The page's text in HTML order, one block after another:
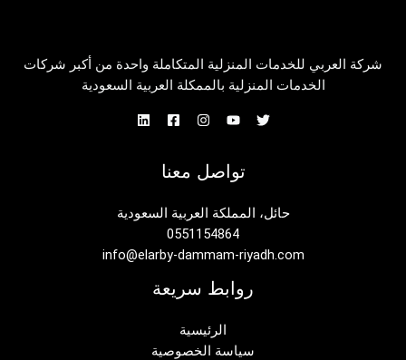
شركة العربي للخدمات المنزلية المتكاملة واحدة من أكبر شركات
الخدمات المنزلية بالممكلة العربية السعودية
تواصل معنا
حائل، المملكة العربية السعودية
0551154864
info@elarby-dammam-riyadh.com
روابط سريعة
الرئيسية
سياسة الخصوصية